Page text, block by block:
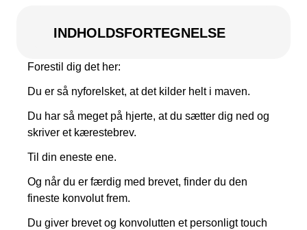
Leadgenerering
E-mail automation
TRACKING
Server-Side Tracking
INDHOLDSFORTEGNELSE
Forestil dig det her:
Du er så nyforelsket, at det kilder helt i maven.
Du har så meget på hjerte, at du sætter dig ned og
skriver et kærestebrev.
Til din eneste ene.
Og når du er færdig med brevet, finder du den
fineste konvolut frem.
Du giver brevet og konvolutten et personligt touch